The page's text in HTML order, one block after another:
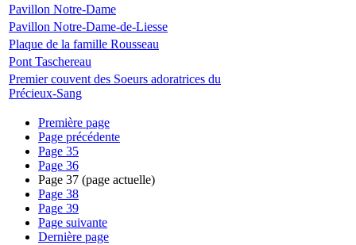
Pavillon Notre-Dame
Pavillon Notre-Dame-de-Liesse
Plaque de la famille Rousseau
Pont Taschereau
Premier couvent des Soeurs adoratrices du
Précieux-Sang
Première page
Page précédente
Page 35
Page 36
Page 37 (page actuelle)
Page 38
Page 39
Page suivante
Dernière page